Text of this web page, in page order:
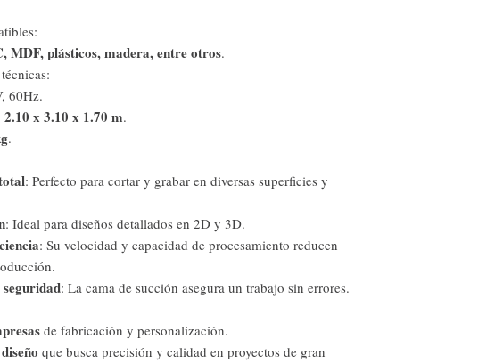
MDF, plásticos, madera, entre otros.
60Hz.
2.10 x 3.10 x 1.70 m.
.
: Perfecto para cortar y grabar en diversas superficies y
: Ideal para diseños detallados en 2D y 3D.
: Su velocidad y capacidad de procesamiento reducen
: La cama de succión asegura un trabajo sin errores.
de fabricación y personalización.
que busca precisión y calidad en proyectos de gran